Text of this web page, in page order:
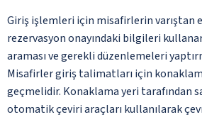
Giriş işlemleri için misafirlerin varıştan
rezervasyon onayındaki bilgileri
araması ve gerekli düzenlemeleri
Misafirler giriş talimatları için
geçmelidir. Konaklama yeri tarafından
otomatik çeviri araçları kullanılarak